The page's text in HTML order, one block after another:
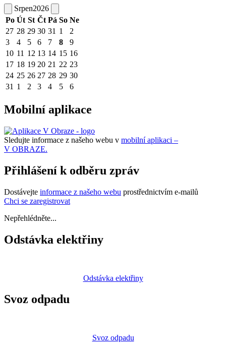
Srpen2026
Po Út St Čt Pá So Ne
27 28 29 30 31 1
2
3
4 5 6 7 8
9
10 11 12 13 14 15 16
17 18 19 20 21 22 23
24 25 26 27 28 29 30
31 1 2 3 4 5 6
Mobilní aplikace
Sledujte informace z našeho webu v mobilní aplikaci –
V OBRAZE.
Přihlášení k odběru zpráv
Dostávejte informace z našeho webu prostřednictvím e-mailů
Chci se zaregistrovat
Nepřehlédněte...
Odstávka elektřiny
Odstávka elektřiny
Svoz odpadu
Svoz odpadu